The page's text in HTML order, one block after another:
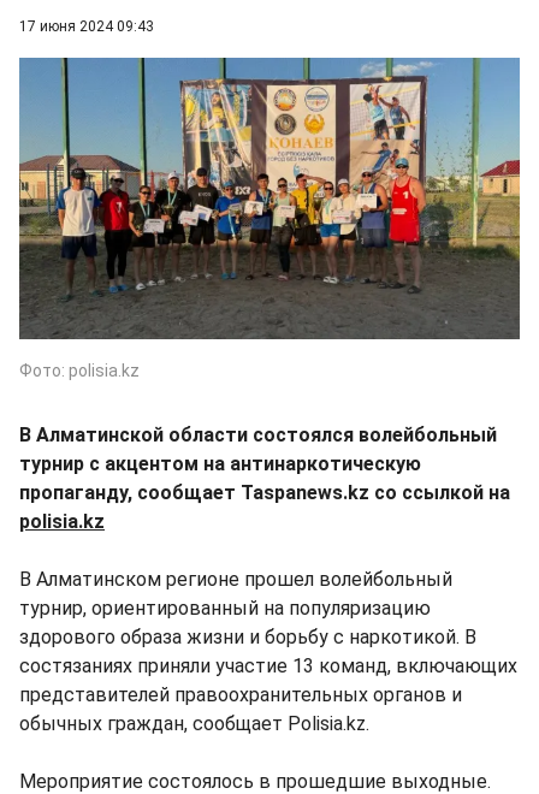
17 июня 2024 09:43
Фото: polisia.kz
В Алматинской области состоялся волейбольный
турнир с акцентом на антинаркотическую
пропаганду, сообщает Taspanews.kz со ссылкой на
polisia.kz
В Алматинском регионе прошел волейбольный
турнир, ориентированный на популяризацию
здорового образа жизни и борьбу с наркотикой. В
состязаниях приняли участие 13 команд, включающих
представителей правоохранительных органов и
обычных граждан, сообщает Polisia.kz.
Мероприятие состоялось в прошедшие выходные.